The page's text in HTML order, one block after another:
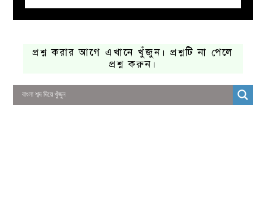
প্রশ্ন করার আগে এখানে খুঁজুন। প্রশ্নটি না পেলে
প্রশ্ন করুন।